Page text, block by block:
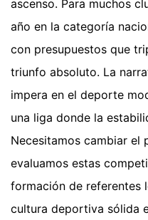
ascenso. Para muchos
año en la categoría
con presupuestos que
triunfo absoluto. La
impera en el deporte
una liga donde la
Necesitamos cambiar el
evaluamos estas
formación de referentes
cultura deportiva sólida